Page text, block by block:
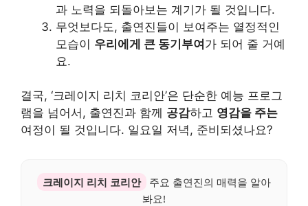
과 노력을 되돌아보는 계기가 될 것입니다.
무엇보다도, 출연진들이 보여주는 열정적인
모습이 우리에게 큰 동기부여가 되어 줄 거예
요.
결국, ‘크레이지 리치 코리안’은 단순한 예능 프로그
램을 넘어서, 출연진과 함께 공감하고 영감을 주는
여정이 될 것입니다. 일요일 저녁, 준비되셨나요?
크레이지 리치 코리안
주요 출연진의 매력을 알아
봐요!